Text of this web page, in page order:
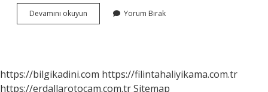
Devamını okuyun
Kelimesi
Yorum Bırak
https://bilgikadini.com https://filintahaliyikama.com.tr
https://erdallarotocam.com.trSitemap